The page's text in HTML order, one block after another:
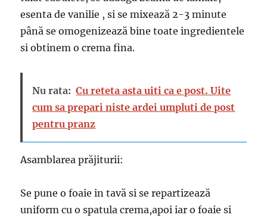
esenta de vanilie , si se mixează 2-3 minute
până se omogenizează bine toate ingredientele
si obtinem o crema fina.
Nu rata: Cu reteta asta uiti ca e post. Uite
cum sa prepari niste ardei umpluti de post
pentru pranz
Asamblarea prăjiturii:
Se pune o foaie in tavă si se repartizează
uniform cu o spatula crema,apoi iar o foaie si